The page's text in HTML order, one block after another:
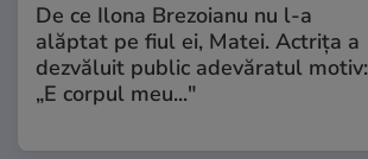
De ce Ilona Brezoianu nu l-a
alăptat pe fiul ei, Matei. Actrița a
dezvăluit public adevăratul motiv:
„E corpul meu..."